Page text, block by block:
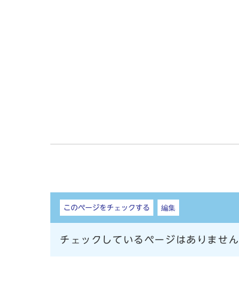
しおり
このページをチェックする 編集
チェックしているページはありません